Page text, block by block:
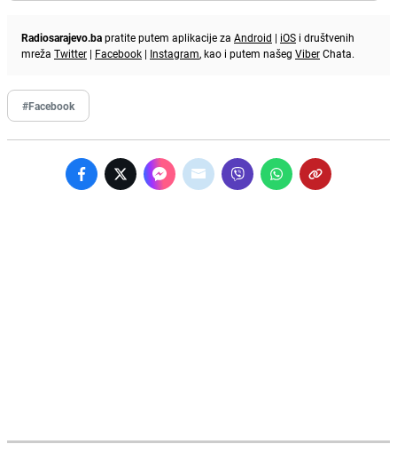
Radiosarajevo.bapratite putem aplikacije za Android | iOS i društvenih
mreža Twitter | Facebook | Instagram, kao i putem našeg ViberChata.
#Facebook